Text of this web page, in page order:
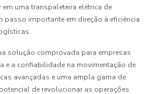
uma transpaleteira elétrica de
passo importante em direção à eficiência
solução comprovada para empresas
e a confiabilidade na movimentação de
avançadas e uma ampla gama de
de revolucionar as operações